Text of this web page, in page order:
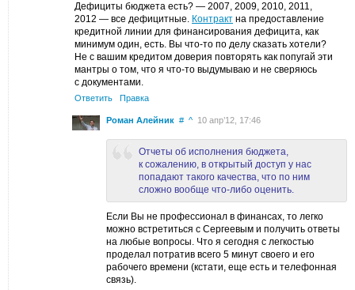
Дефициты бюджета есть? — 2007, 2009, 2010, 2011,
2012 — все дефицитные. Контракт на предоставление
кредитной линии для финансирования дефицита, как
минимум один, есть. Вы что-то по делу сказать хотели?
Не с вашим кредитом доверия повторять как попугай эти
мантры о том, что я что-то выдумываю и не сверяюсь
с документами.
Ответить Правка
Роман Алейник # ^ 10 апр’12, 17:46
Отчеты об исполнения бюджета,
к сожалению, в открытый доступ у нас
попадают такого качества, что по ним
сложно вообще что-либо оценить.
Если Вы не профессионал в финансах, то легко
можно встретиться с Сергеевым и получить ответы
на любые вопросы. Что я сегодня с легкостью
проделал потратив всего 5 минут своего и его
рабочего времени (кстати, еще есть и телефонная
связь).